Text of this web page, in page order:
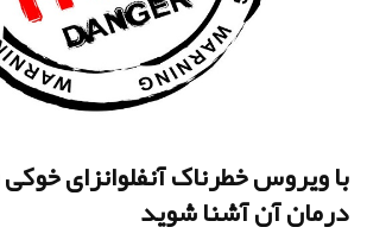
درمان آن آشنا شوید